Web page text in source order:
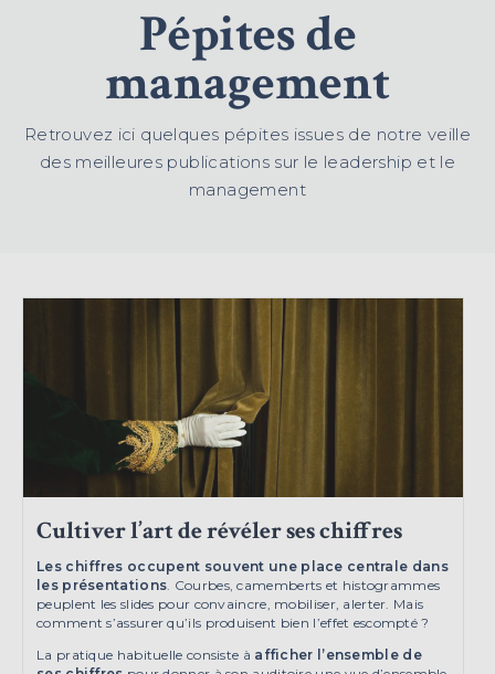
Pépites de
management
Retrouvez ici quelques pépites issues de notre veille
des meilleures publications sur le leadership et le
management
Cultiver l’art de révéler ses chiffres
Les chiffres occupent souvent une place centrale dans
les présentations . Courbes, camemberts et histogrammes
peuplent les slides pour convaincre, mobiliser, alerter. Mais
comment s’assurer qu’ils produisent bien l’effet escompté ?
La pratique habituelle consiste à afficher l’ensemble de